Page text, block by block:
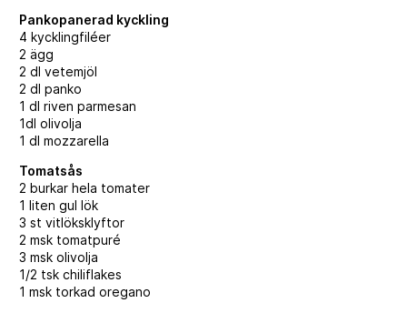
Pankopanerad kyckling
4 kycklingfiléer
2 ägg
2 dl vetemjöl
2 dl panko
1 dl riven parmesan
1dl olivolja
1 dl mozzarella
Tomatsås
2 burkar hela tomater
1 liten gul lök
3 st vitlöksklyftor
2 msk tomatpuré
3 msk olivolja
1/2 tsk chiliflakes
1 msk torkad oregano